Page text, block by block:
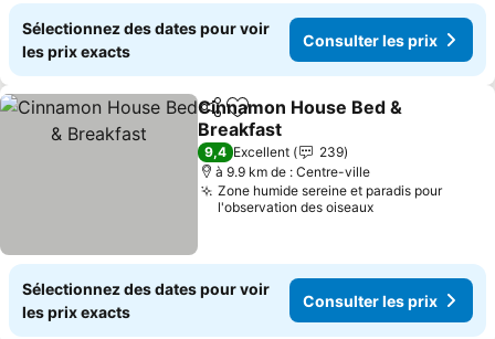
Sélectionnez des dates pour voir
les prix exacts
Consulter les prix
PartagerAjouter à mes favoris
Cinnamon House Bed &
Breakfast
Consulter les prix
9,4 Excellent
239
à 9.9 km de : Centre-ville
Zone humide sereine et paradis pour
l'observation des oiseaux
Sélectionnez des dates pour voir
les prix exacts
Consulter les prix